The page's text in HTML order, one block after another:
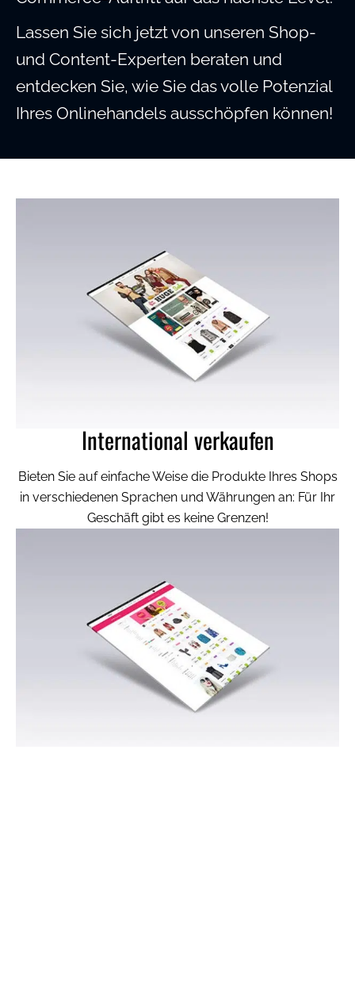
Lassen Sie sich jetzt von unseren Shop-
und Content-Experten beraten und
entdecken Sie, wie Sie das volle Potenzial
Ihres Onlinehandels ausschöpfen können!
International verkaufen
Bieten Sie auf einfache Weise die Produkte Ihres Shops
in verschiedenen Sprachen und Währungen an: Für Ihr
Geschäft gibt es keine Grenzen!